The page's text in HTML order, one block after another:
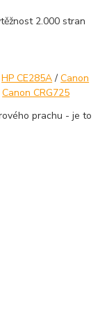
2.000 stran
HP CE285A/Canon
Canon CRG725
prachu - je to